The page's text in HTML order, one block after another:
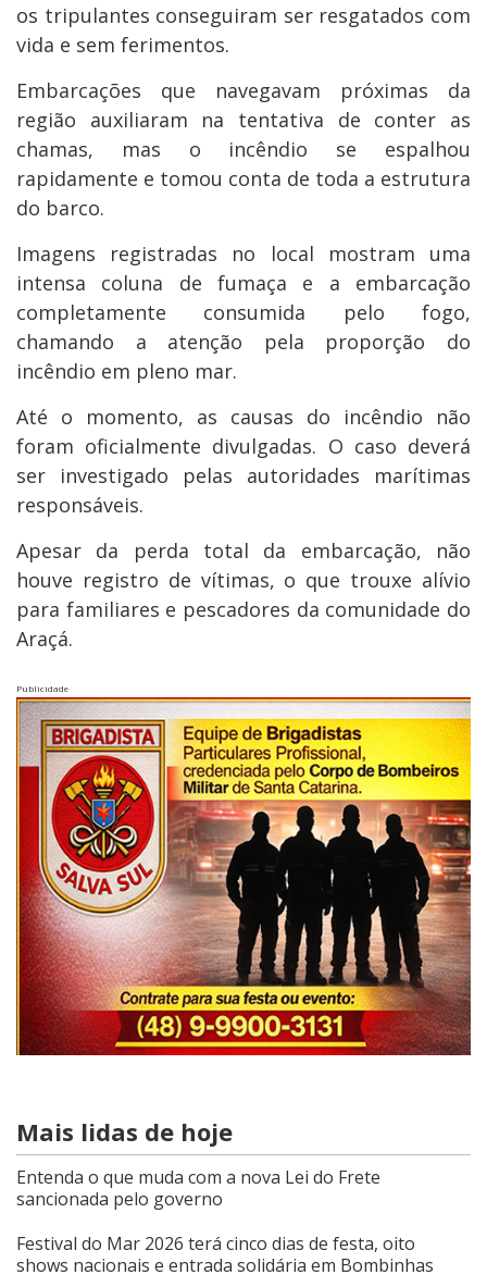
os tripulantes conseguiram ser resgatados com
vida e sem ferimentos.
Embarcações que navegavam próximas da
região auxiliaram na tentativa de conter as
chamas, mas o incêndio se espalhou
rapidamente e tomou conta de toda a estrutura
do barco.
Imagens registradas no local mostram uma
intensa coluna de fumaça e a embarcação
completamente consumida pelo fogo,
chamando a atenção pela proporção do
incêndio em pleno mar.
Até o momento, as causas do incêndio não
foram oficialmente divulgadas. O caso deverá
ser investigado pelas autoridades marítimas
responsáveis.
Apesar da perda total da embarcação, não
houve registro de vítimas, o que trouxe alívio
para familiares e pescadores da comunidade do
Araçá.
Publicidade
Mais lidas de hoje
Entenda o que muda com a nova Lei do Frete
sancionada pelo governo
Festival do Mar 2026 terá cinco dias de festa, oito
shows nacionais e entrada solidária em Bombinhas